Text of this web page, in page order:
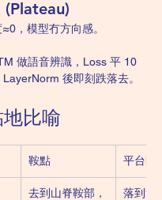
，模型冇方向感。
做語音辨識，Loss 平 10
後即刻跌落去。
比喻
鞍點 平台區
去到山脊鞍部，
落到河